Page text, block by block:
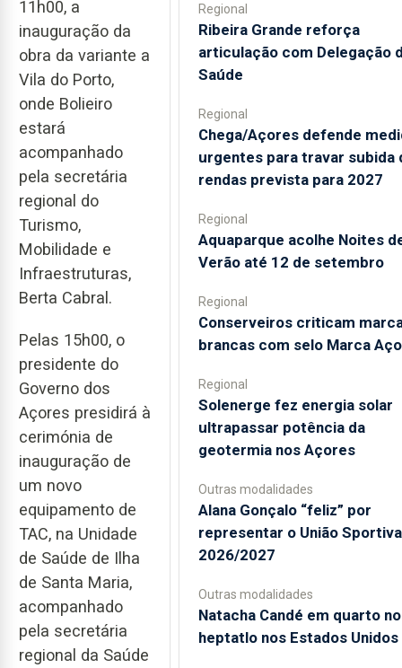
11h00, a
inauguração da
obra da variante a
Vila do Porto,
onde Bolieiro
estará
acompanhado
pela secretária
regional do
Turismo,
Mobilidade e
Infraestruturas,
Berta Cabral.
Pelas 15h00, o
presidente do
Governo dos
Açores presidirá à
cerimónia de
inauguração de
um novo
equipamento de
TAC, na Unidade
de Saúde de Ilha
de Santa Maria,
acompanhado
pela secretária
regional da Saúde
Regional
Ribeira Grande reforça
articulação com Delegação
Saúde
Regional
Chega/Açores defende
urgentes para travar subida
rendas prevista para 2027
Regional
Aquaparque acolhe Noites
Verão até 12 de setembro
Regional
Conserveiros criticam
brancas com selo Marca
Regional
Solenerge fez energia solar
ultrapassar potência da
geotermia nos Açores
Outras modalidades
Alana Gonçalo “feliz” por
representar o União
2026/2027
Outras modalidades
Natacha Candé em quarto no
heptatlo nos Estados Unidos